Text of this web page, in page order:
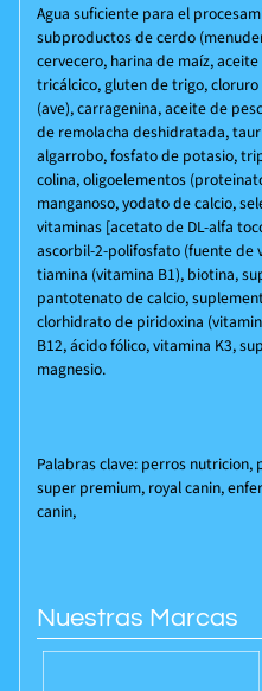
Agua suficiente para el
subproductos de cerdo
cervecero, harina de maíz,
tricálcico, gluten de trigo,
(ave), carragenina, aceite de
de remolacha deshidratada,
algarrobo, fosfato de potasio,
colina, oligoelementos
manganoso, yodato de calcio,
vitaminas [acetato de DL-alfa
ascorbil-2-polifosfato (fuente de
tiamina (vitamina B1), biotina,
pantotenato de calcio,
clorhidrato de piridoxina
B12, ácido fólico, vitamina K3,
magnesio.
Palabras clave: perros
super premium, royal canin,
canin,
Nuestras Marcas